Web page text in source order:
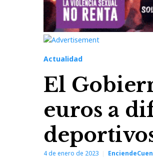
Actualidad
El
euros a
4 de enero de 2023